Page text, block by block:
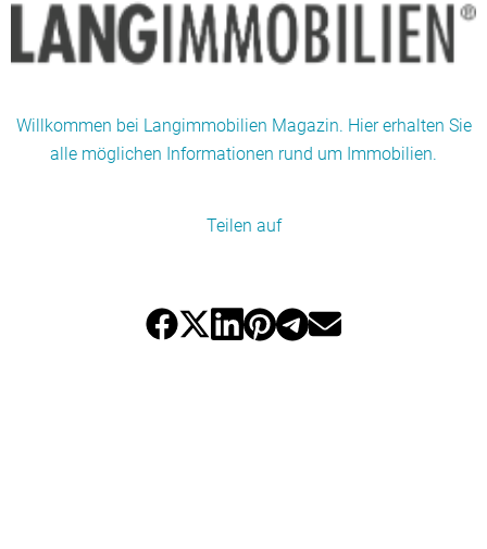
Willkommen bei Langimmobilien Magazin. Hier erhalten Sie
alle möglichen Informationen rund um Immobilien.
Teilen auf